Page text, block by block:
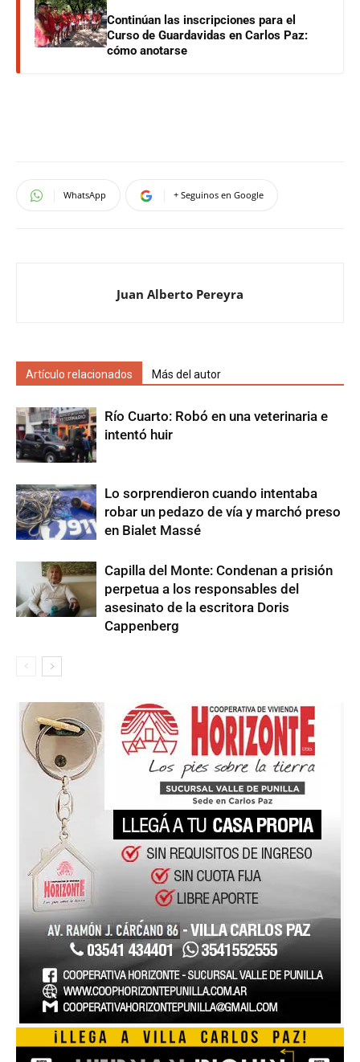
Continúan las inscripciones para el
Curso de Guardavidas en Carlos Paz:
cómo anotarse
WhatsApp + Seguinos en Google
Juan Alberto Pereyra
Artículo relacionados Más del autor
Río Cuarto: Robó en una veterinaria e
intentó huir
Lo sorprendieron cuando intentaba
robar un pedazo de vía y marchó preso
en Bialet Massé
Capilla del Monte: Condenan a prisión
perpetua a los responsables del
asesinato de la escritora Doris
Cappenberg